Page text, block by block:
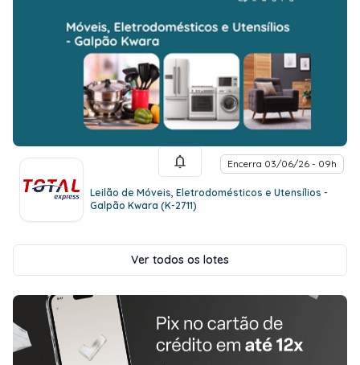
Encerra 03/06/26 - 09h
Leilão de Móveis, Eletrodomésticos e Utensílios -
Galpão Kwara (K-2711)
Ver todos os lotes